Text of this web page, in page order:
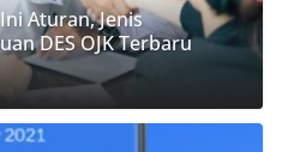
Aturan, Jenis
DES OJK Terbaru